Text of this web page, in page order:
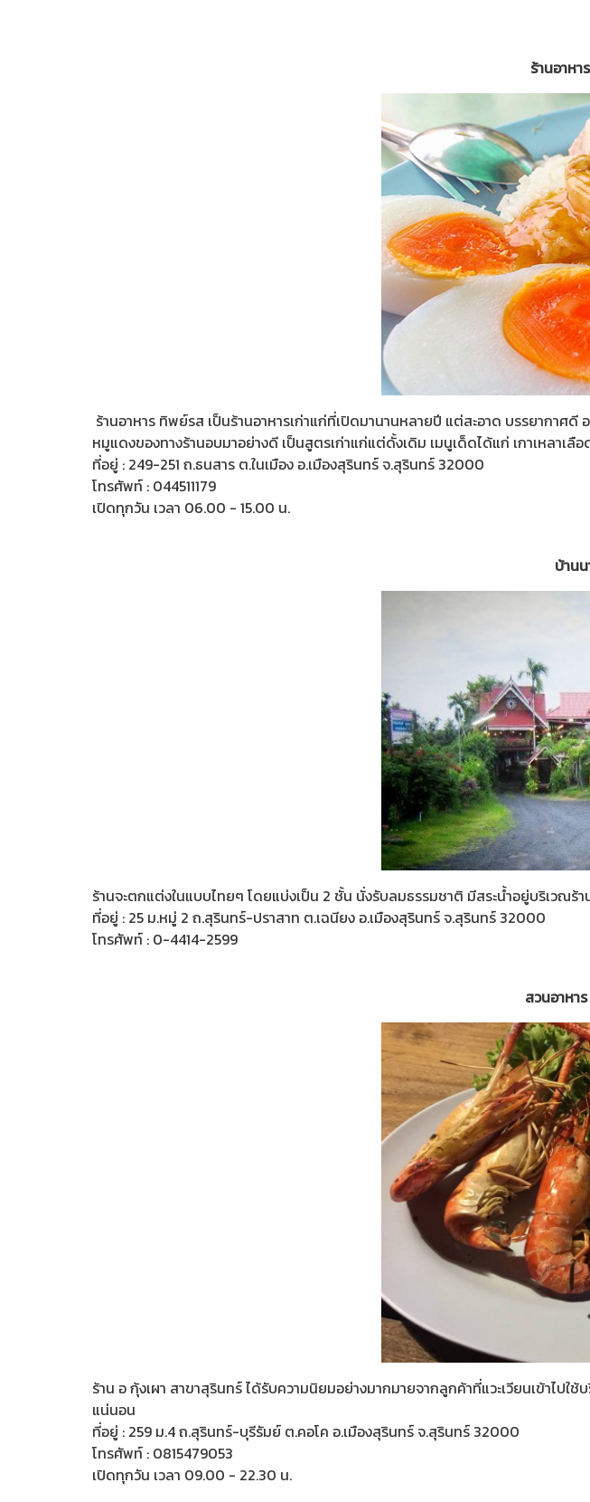
ร้านอาห
ร้านอาหาร ทิพย์รส เป็นร้านอาหารเก่าแก่ที่เปิดมานานหลายปี แต่สะอาด บรรยากาศ
หมูแดงของทางร้านอบมาอย่างดี เป็นสูตรเก่าแก่แต่ดั้งเดิม เมนูเด็ดได้แก่ เกาเหลาเ
ที่อยู่ : 249-251 ถ.ธนสาร ต.ในเมือง อ.เมืองสุรินทร์ จ.สุรินทร์ 32000
โทรศัพท์ : 044511179
เปิดทุกวัน เวลา 06.00 - 15.00 น.
บ้าน
ร้านจะตกแต่งในแบบไทยๆ โดยแบ่งเป็น 2 ชั้น นั่งรับลมธรรมชาติ มีสระน้ำอยู่บริเวณร้
ที่อยู่ : 25 ม.หมู่ 2 ถ.สุรินทร์-ปราสาท ต.เฉนียง อ.เมืองสุรินทร์ จ.สุรินทร์ 32000
โทรศัพท์ : 0-4414-2599
สวนอาหา
ร้าน อ กุ้งเผา สาขาสุรินทร์ ได้รับความนิยมอย่างมากมายจากลูกค้าที่แวะเวียนเข้าไป
แน่นอน
ที่อยู่ : 259 ม.4 ถ.สุรินทร์-บุรีรัมย์ ต.คอโค อ.เมืองสุรินทร์ จ.สุรินทร์ 32000
โทรศัพท์ : 0815479053
เปิดทุกวัน เวลา 09.00 - 22.30 น.